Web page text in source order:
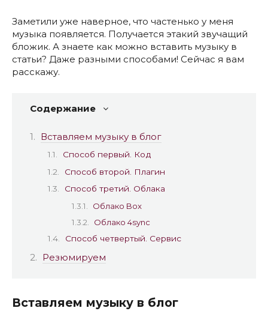
Заметили уже наверное, что частенько у меня
музыка появляется. Получается этакий звучащий
бложик. А знаете как можно вставить музыку в
статьи? Даже разными способами! Сейчас я вам
расскажу.
Содержание
Вставляем музыку в блог
Способ первый. Код
Способ второй. Плагин
Способ третий. Облака
Облако Box
Облако 4sync
Способ четвертый. Сервис
Резюмируем
Вставляем музыку в блог